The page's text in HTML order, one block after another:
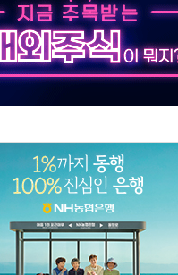
…호우경보 발효
조사
감온도 38도 넘으면 중단